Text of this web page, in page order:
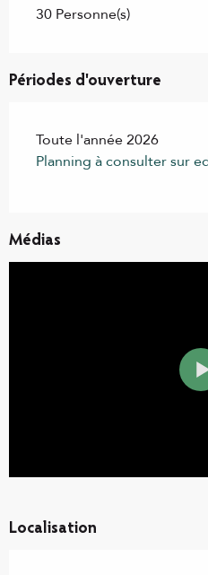
30 Personne(s)
Périodes d'ouverture
Toute l'année 2026
Planning à consulter sur
Médias
Localisation